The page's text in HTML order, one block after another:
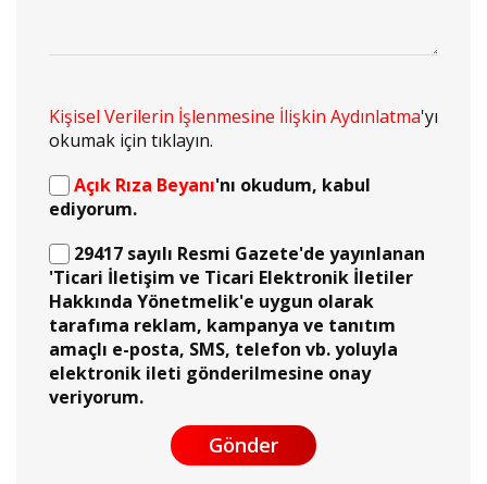
Kişisel Verilerin İşlenmesine İlişkin Aydınlatma'yı
okumak için tıklayın.
Açık Rıza Beyanı'nı okudum, kabul
ediyorum.
29417 sayılı Resmi Gazete'de yayınlanan
'Ticari İletişim ve Ticari Elektronik İletiler
Hakkında Yönetmelik'e uygun olarak
tarafıma reklam, kampanya ve tanıtım
amaçlı e-posta, SMS, telefon vb. yoluyla
elektronik ileti gönderilmesine onay
veriyorum.
Gönder